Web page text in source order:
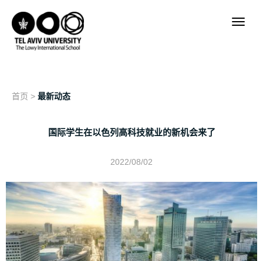
首页 > 最新动态
国际学生在以色列高科技就业的新机会来了
2022/08/02